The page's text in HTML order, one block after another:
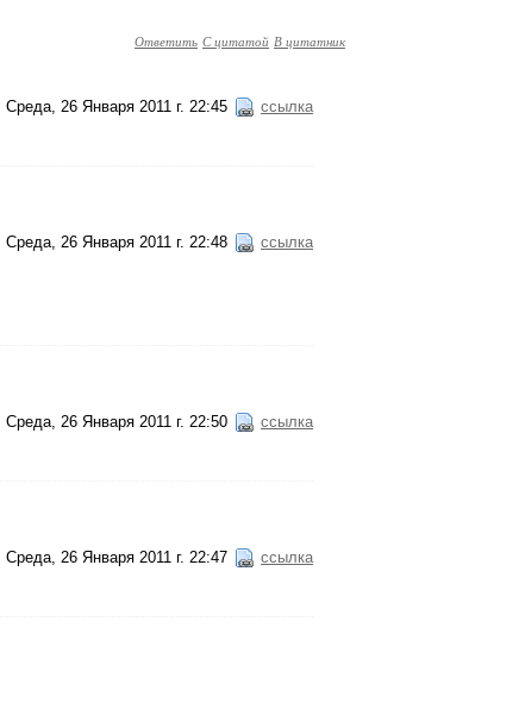
Ответить С цитатой В цитатник
Среда, 26 Января 2011 г. 22:45 ссылка
Среда, 26 Января 2011 г. 22:48 ссылка
Среда, 26 Января 2011 г. 22:50 ссылка
Среда, 26 Января 2011 г. 22:47 ссылка